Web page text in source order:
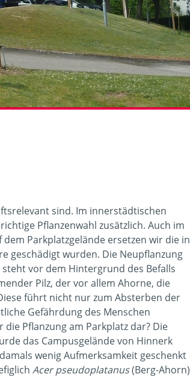
sind. Im innerstädtischen
Pflanzenwahl zusätzlich. Auch im
Parkplatzgelände ersetzen wir die in
geschädigt wurden. Die Neupflanzung
vor dem Hintergrund des Befalls
Pilz, der vor allem Ahorne, die
führt nicht nur zum Absterben der
Gefährdung des Menschen
Pflanzung am Parkplatz dar? Die
das Campusgelände von Hinnerk
wenig Aufmerksamkeit geschenkt
Acer pseudoplatanus(Berg-Ahorn)